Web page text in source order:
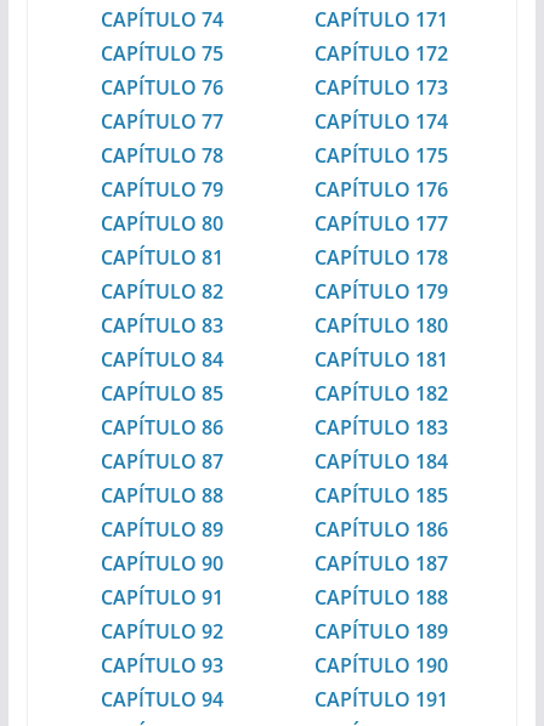
CAPÍTULO 74
CAPÍTULO 75
CAPÍTULO 76
CAPÍTULO 77
CAPÍTULO 78
CAPÍTULO 79
CAPÍTULO 80
CAPÍTULO 81
CAPÍTULO 82
CAPÍTULO 83
CAPÍTULO 84
CAPÍTULO 85
CAPÍTULO 86
CAPÍTULO 87
CAPÍTULO 88
CAPÍTULO 89
CAPÍTULO 90
CAPÍTULO 91
CAPÍTULO 92
CAPÍTULO 93
CAPÍTULO 94
CAPÍTULO 171
CAPÍTULO 172
CAPÍTULO 173
CAPÍTULO 174
CAPÍTULO 175
CAPÍTULO 176
CAPÍTULO 177
CAPÍTULO 178
CAPÍTULO 179
CAPÍTULO 180
CAPÍTULO 181
CAPÍTULO 182
CAPÍTULO 183
CAPÍTULO 184
CAPÍTULO 185
CAPÍTULO 186
CAPÍTULO 187
CAPÍTULO 188
CAPÍTULO 189
CAPÍTULO 190
CAPÍTULO 191